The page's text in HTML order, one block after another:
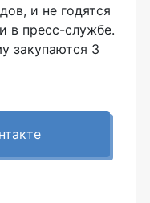
и не годятся
в пресс-службе.
закупаются 3